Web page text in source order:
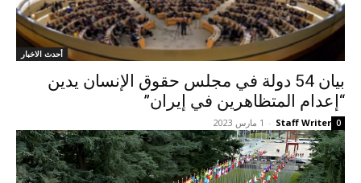
أحدث الاخبار
بیان 54 دولة في مجلس حقوق الإنسان یدین
“إعدام المتظاهرين في إيران”
Staff Writer
- 1 مارس 2023 0